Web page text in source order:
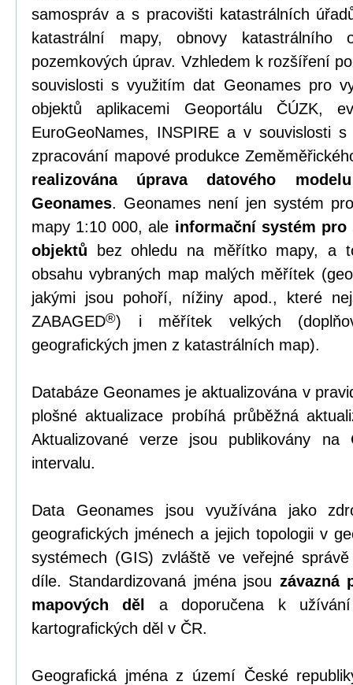
samospráv a s pracovišti katastrálních
katastrální mapy, obnovy katastrálního
pozemkových úprav. Vzhledem k rozšíření
souvislosti s využitím dat Geonames pro
objektů aplikacemi Geoportálu ČÚZK,
EuroGeoNames, INSPIRE a v souvislosti s
zpracování mapové produkce
realizována úprava datového
Geonames. Geonames není jen systém
mapy 1:10 000, ale informační systém pro
objektů bez ohledu na měřítko mapy, a
obsahu vybraných map malých měřítek
jakými jsou pohoří, nížiny apod., které
ZABAGED®) i měřítek velkých
geografických jmen z katastrálních map).
Databáze Geonames je aktualizována v
plošné aktualizace probíhá průběžná
Aktualizované verze jsou publikovány na
intervalu.
Data Geonames jsou využívána jako
geografických jménech a jejich topologii v
systémech (GIS) zvláště ve veřejné
díle. Standardizovaná jména jsou závazná
mapových děl
a doporučena k užívání
kartografických děl v ČR.
Geografická jména z území České